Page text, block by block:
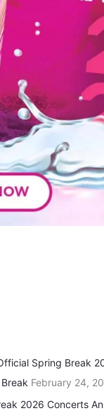
Spring Break
February 24,
2026 Concerts